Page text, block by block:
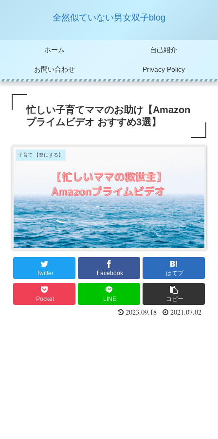
全然似ていない男女双子blog
ホーム 自己紹介
お問い合わせ Privacy Policy
忙しい子育てママのお助け【Amazon
プライムビデオ おすすめ3選】
子育て 【楽にする】
Twitter Facebook はてブ
Pocket LINE コピー
2023.09.18 2021.07.02